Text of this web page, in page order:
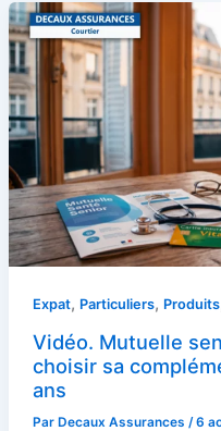
Expat, Particuliers, Produits
Vidéo. Mutuelle
choisir sa
ans
Par Decaux Assurances /6